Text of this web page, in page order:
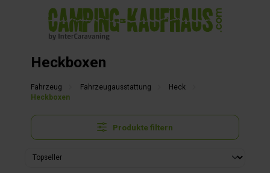
springen
Heckboxen
Fahrzeug Fahrzeugausstattung
Heck
Heckboxen
Produkte filtern